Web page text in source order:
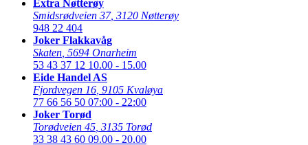
Extra Nøtterøy
Smidsrødveien 37, 3120 Nøtterøy
948 22 404
Joker Flakkavåg
Skaten 5694 Onarheim
53 43 37 12 10.00 - 15.00
Eide Handel AS
Fjordvegen 16 9105 Kvaløya
77 66 56 50 07:00 - 22:00
Joker Torød
Torødveien 45 3135 Torød
33 38 43 60 09.00 - 20.00